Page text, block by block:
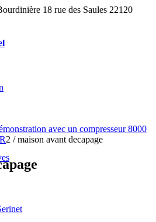
18 rue des Saules 22120
avec un compresseur 8000
2 / maison avant decapage